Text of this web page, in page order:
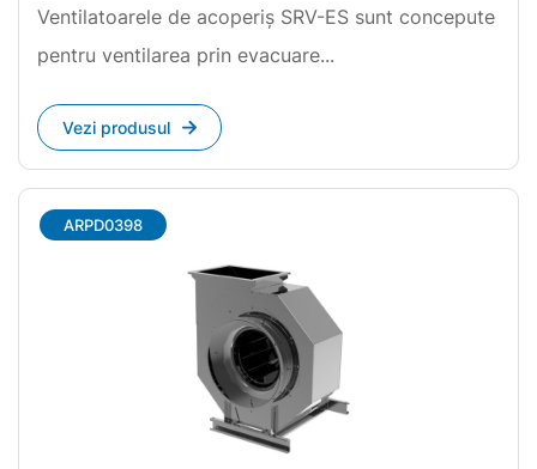
Ventilatoarele de acoperiș SRV-ES sunt concepute
pentru ventilarea prin evacuare...
Vezi produsul
ARPD0398